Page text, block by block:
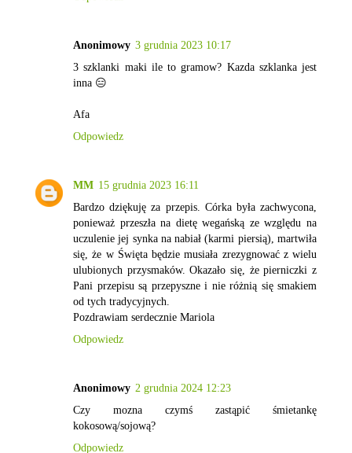
Anonimowy 3 grudnia 2023 10:17
3 szklanki maki ile to gramow? Kazda szklanka jest
inna 😑
Afa
Odpowiedz
MM 15 grudnia 2023 16:11
Bardzo dziękuję za przepis. Córka była zachwycona,
ponieważ przeszła na dietę wegańską ze względu na
uczulenie jej synka na nabiał (karmi piersią), martwiła
się, że w Święta będzie musiała zrezygnować z wielu
ulubionych przysmaków. Okazało się, że pierniczki z
Pani przepisu są przepyszne i nie różnią się smakiem
od tych tradycyjnych.
Pozdrawiam serdecznie Mariola
Odpowiedz
Anonimowy 2 grudnia 2024 12:23
Czy mozna czymś zastąpić śmietankę
kokosową/sojową?
Odpowiedz